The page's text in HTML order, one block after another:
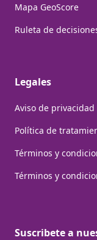
Mapa GeoScore
Ruleta de
Legales
Aviso de privacidad
Política de
Términos y
Términos y
Suscribete a